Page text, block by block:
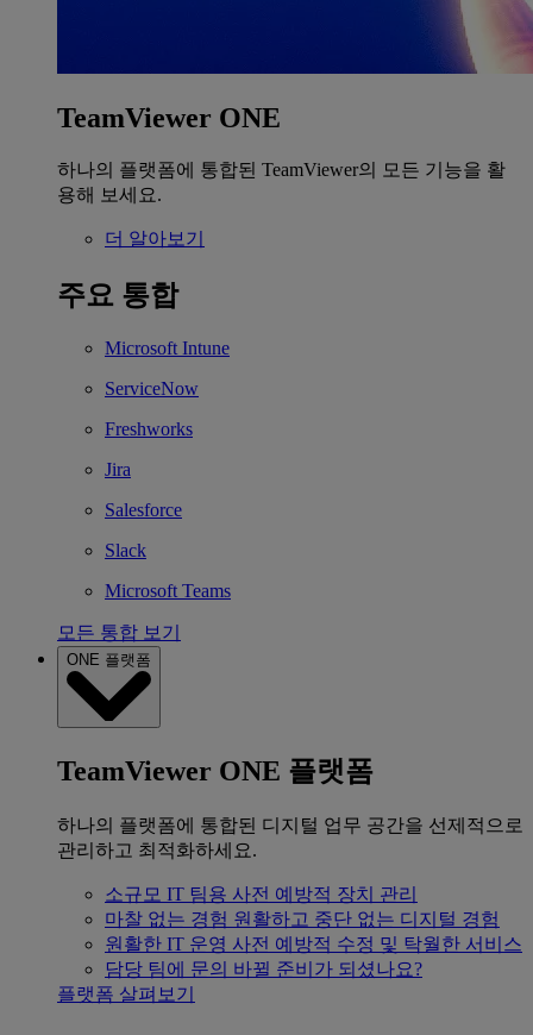
TeamViewer ONE
하나의 플랫폼에 통합된 TeamViewer의 모든 기능을 활
용해 보세요.
더 알아보기
주요 통합
Microsoft Intune
ServiceNow
Freshworks
Jira
Salesforce
Slack
Microsoft Teams
모든 통합 보기
ONE 플랫폼
TeamViewer ONE 플랫폼
하나의 플랫폼에 통합된 디지털 업무 공간을 선제적으로
관리하고 최적화하세요.
소규모 IT 팀용 사전 예방적 장치 관리
마찰 없는 경험 원활하고 중단 없는 디지털 경험
원활한 IT 운영 사전 예방적 수정 및 탁월한 서비스
담당 팀에 문의 바뀔 준비가 되셨나요?
플랫폼 살펴보기